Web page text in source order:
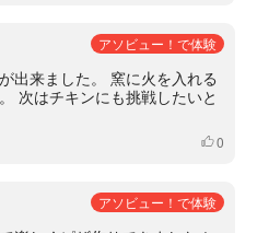
アソビュー！で体験
出来ました。 窯に火を入れる
次はチキンにも挑戦したいと
いいね
0
アソビュー！で体験